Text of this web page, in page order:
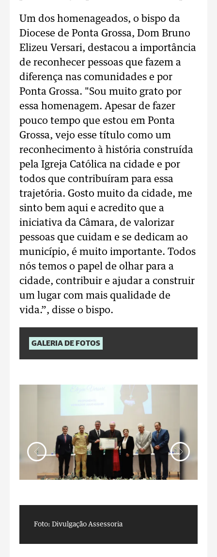
Um dos homenageados, o bispo da
Diocese de Ponta Grossa, Dom Bruno
Elizeu Versari, destacou a importância
de reconhecer pessoas que fazem a
diferença nas comunidades e por
Ponta Grossa. "Sou muito grato por
essa homenagem. Apesar de fazer
pouco tempo que estou em Ponta
Grossa, vejo esse título como um
reconhecimento à história construída
pela Igreja Católica na cidade e por
todos que contribuíram para essa
trajetória. Gosto muito da cidade, me
sinto bem aqui e acredito que a
iniciativa da Câmara, de valorizar
pessoas que cuidam e se dedicam ao
município, é muito importante. Todos
nós temos o papel de olhar para a
cidade, contribuir e ajudar a construir
um lugar com mais qualidade de
vida.”, disse o bispo.
GALERIA DE FOTOS
Foto: Divulgação Assessoria